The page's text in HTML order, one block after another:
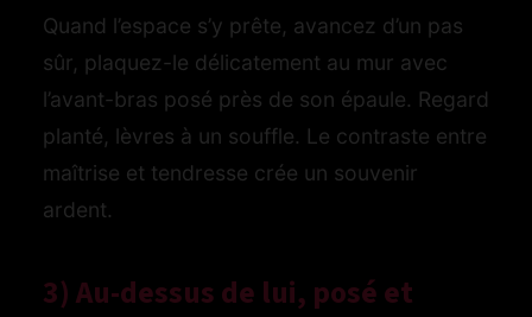
Quand l’espace s’y prête, avancez d’un pas
sûr, plaquez-le délicatement au mur avec
l’avant-bras posé près de son épaule. Regard
planté, lèvres à un souffle. Le contraste entre
maîtrise et tendresse crée un souvenir
ardent.
3) Au-dessus de lui, posé et